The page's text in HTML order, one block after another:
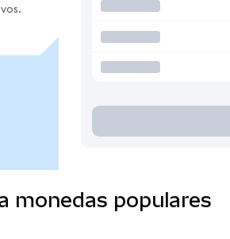
monedas populares